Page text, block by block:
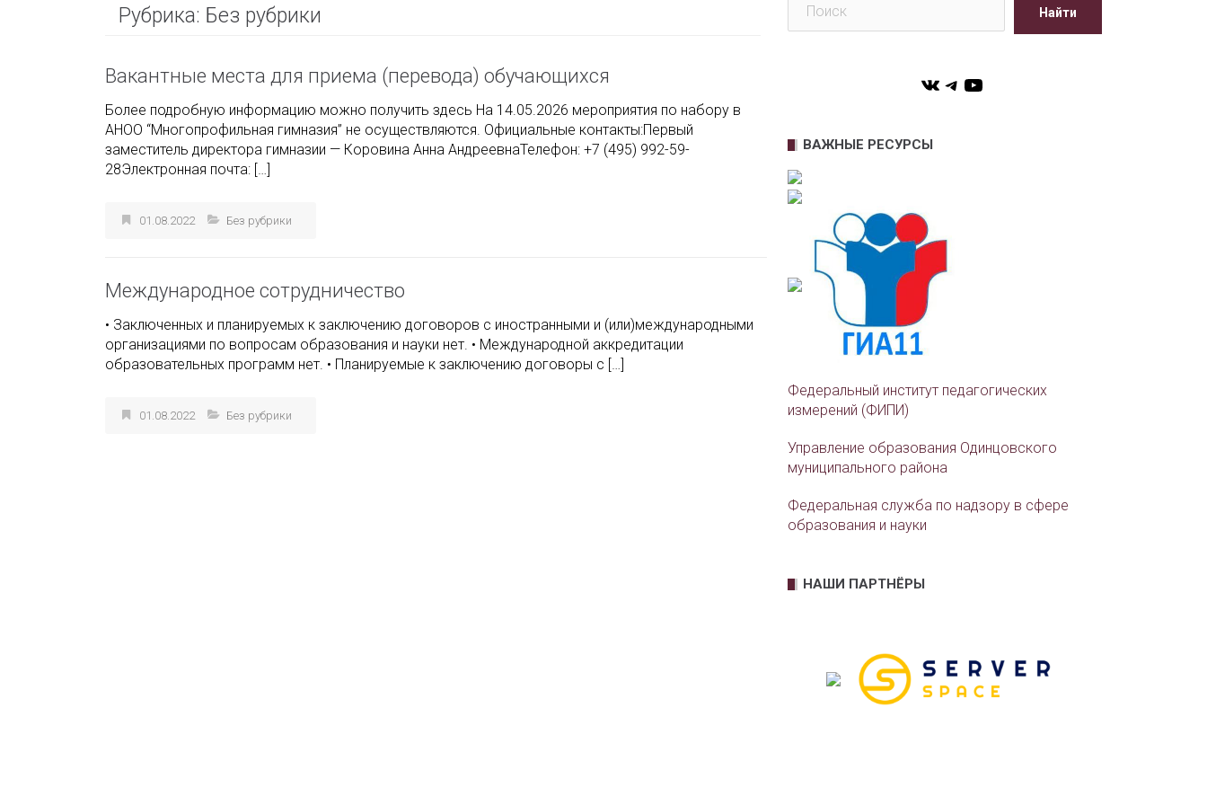
Рубрика: Без рубрики
Вакантные места для приема (перевода) обучающихся
Более подробную информацию можно получить здесь На 14.05.2026 мероприятия по набору в
АНОО “Многопрофильная гимназия” не осуществляются. Официальные контакты:Первый
заместитель директора гимназии — Коровина Анна АндреевнаТелефон: +7 (495) 992-59-
28Электронная почта: […]
01.08.2022 Без рубрики
Международное сотрудничество
• Заключенных и планируемых к заключению договоров с иностранными и (или)международными
организациями по вопросам образования и науки нет. • Международной аккредитации
образовательных программ нет. • Планируемые к заключению договоры с […]
01.08.2022 Без рубрики
Найти
VKTelegram
YouTube
ВАЖНЫЕ РЕСУРСЫ
Федеральный институт педагогических
измерений (ФИПИ)
Управление образования Одинцовского
муниципального района
Федеральная служба по надзору в сфере
образования и науки
НАШИ ПАРТНЁРЫ